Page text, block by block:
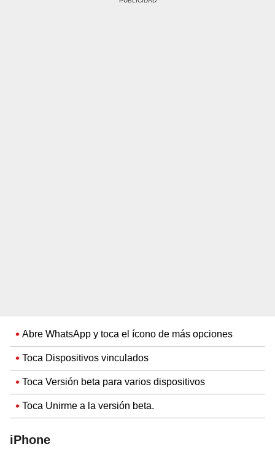
Abre WhatsApp y toca el ícono de más opciones
Toca Dispositivos vinculados
Toca Versión beta para varios dispositivos
Toca Unirme a la versión beta.
iPhone